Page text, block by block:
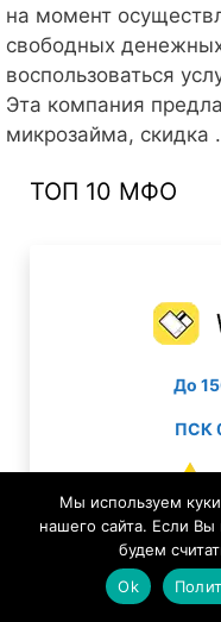
на момент
свободных
воспользоваться
Эта компания
микрозайма, скидка
ТОП 10 МФО
До
ПСК
Мы используем
нашего сайта. Если
будем
Ok